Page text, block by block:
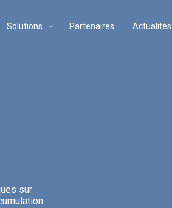
Solutions Partenaires Actualités
sur